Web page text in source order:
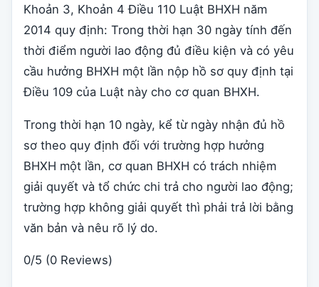
Khoản 3, Khoản 4 Điều 110 Luật BHXH năm
2014 quy định: Trong thời hạn 30 ngày tính đến
thời điểm người lao động đủ điều kiện và có yêu
cầu hưởng BHXH một lần nộp hồ sơ quy định tại
Điều 109 của Luật này cho cơ quan BHXH.
Trong thời hạn 10 ngày, kể từ ngày nhận đủ hồ
sơ theo quy định đối với trường hợp hưởng
BHXH một lần, cơ quan BHXH có trách nhiệm
giải quyết và tổ chức chi trả cho người lao động;
trường hợp không giải quyết thì phải trả lời bằng
văn bản và nêu rõ lý do.
0/5 (0 Reviews)